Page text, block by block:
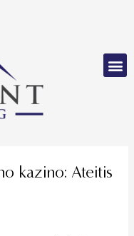
kazino: Ateitis